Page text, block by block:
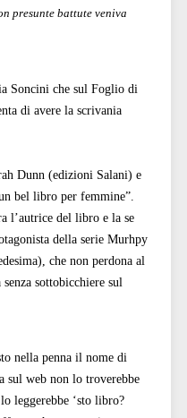
presunte battute veniva
Soncini che sul Foglio di
di avere la scrivania
Dunn (edizioni Salani) e
bel libro per femmine”.
l’autrice del libro e la se
della serie Murhpy
che non perdona al
sottobicchiere sul
nella penna il nome di
sul web non lo troverebbe
leggerebbe ‘sto libro?